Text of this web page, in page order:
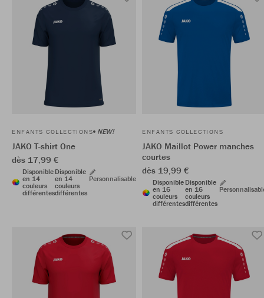
ENFANTS COLLECTIONS NEW!
JAKO T-shirt One
dès 17,99 €
Disponible
en 14
couleurs
différentes
Disponible
en 14
couleurs
différentes
Personnalisable
ENFANTS COLLECTIONS
JAKO Maillot Power manches
courtes
dès 19,99 €
Disponible
en 16
couleurs
différentes
Disponible
en 16
couleurs
différentes